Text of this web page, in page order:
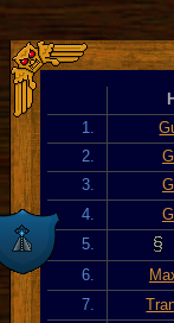
1.
2.
3.
4.
5.
6.
7.